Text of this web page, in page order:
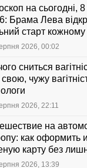
на сьогодні,
Брама Лева
старт кожному
2026, 00:02
сниться
чужу
2026, 22:11
на
как оформить
карту без
2026, 13:39